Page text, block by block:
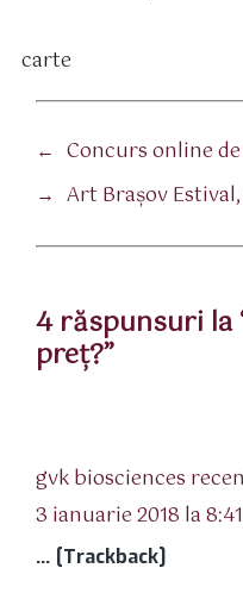
carte
← Concurs online
→ Art Braşov
4 răspunsuri la
preţ?”
gvk biosciences
3 ianuarie 2018 la 8:41
… [Trackback]